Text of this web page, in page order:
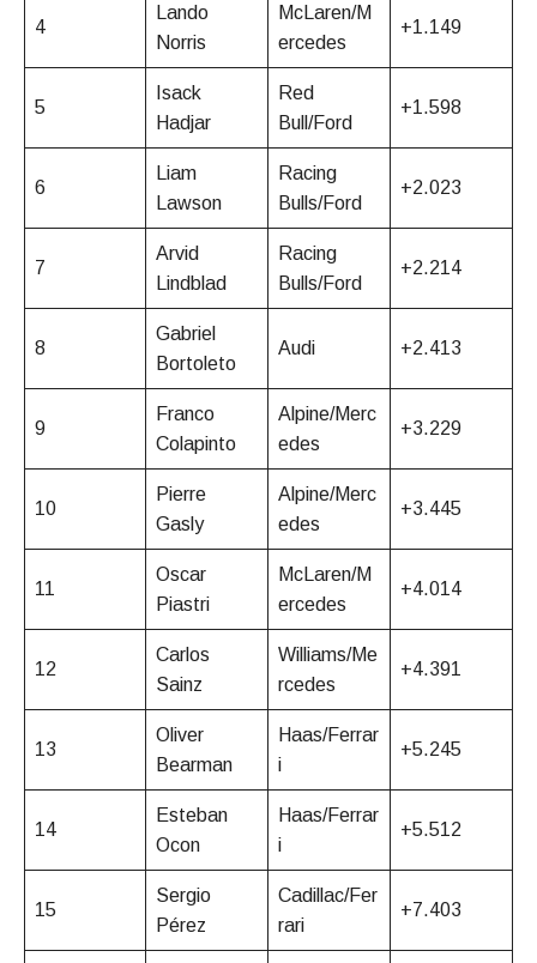
4
Lando
Norris
McLaren/M
ercedes
+1.149
5
Isack
Hadjar
Red
Bull/Ford
+1.598
6
Liam
Lawson
Racing
Bulls/Ford
+2.023
7
Arvid
Lindblad
Racing
Bulls/Ford
+2.214
8
Gabriel
Bortoleto
Audi +2.413
9
Franco
Colapinto
Alpine/Merc
edes
+3.229
10
Pierre
Gasly
Alpine/Merc
edes
+3.445
11
Oscar
Piastri
McLaren/M
ercedes
+4.014
12
Carlos
Sainz
Williams/Me
rcedes
+4.391
13
Oliver
Bearman
Haas/Ferrar
i
+5.245
14
Esteban
Ocon
Haas/Ferrar
i
+5.512
15
Sergio
Pérez
Cadillac/Fer
rari
+7.403